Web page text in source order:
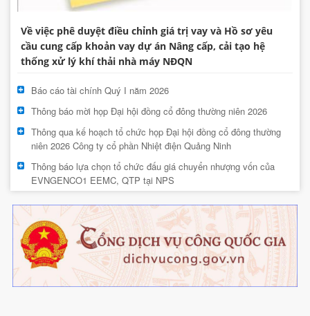
Về việc phê duyệt điều chỉnh giá trị vay và Hồ sơ yêu
cầu cung cấp khoản vay dự án Nâng cấp, cải tạo hệ
thống xử lý khí thải nhà máy NĐQN
Báo cáo tài chính Quý I năm 2026
Thông báo mời họp Đại hội đồng cổ đông thường niên 2026
Thông qua kế hoạch tổ chức họp Đại hội đồng cổ đông thường
niên 2026 Công ty cổ phần Nhiệt điện Quảng Ninh
Thông báo lựa chọn tổ chức đấu giá chuyển nhượng vốn của
EVNGENCO1 EEMC, QTP tại NPS